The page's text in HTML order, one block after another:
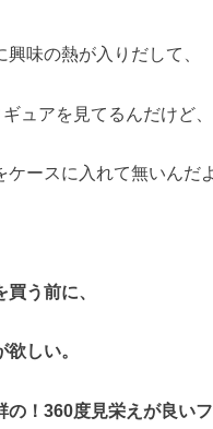
味の熱が入りだして、
ュアを見てるんだけど、
ースに入れて無いんだ
う前に、
しい。
の！360度見栄えが良い